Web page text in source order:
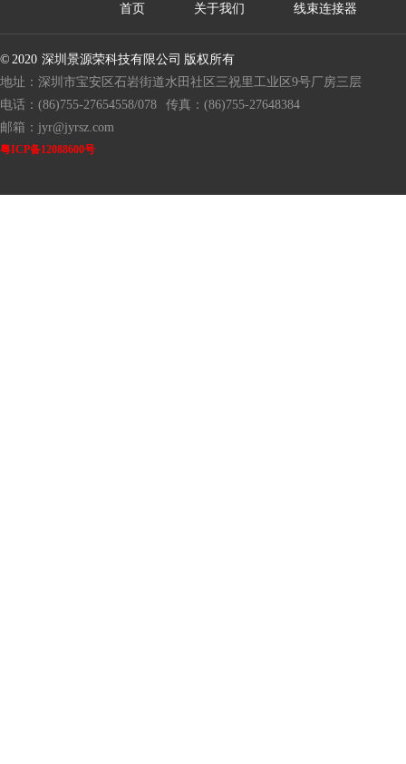
首页 关于我们 线束连接器
© 2020 深圳景源荣科技有限公司 版权所有
地址：深圳市宝安区石岩街道水田社区三祝里工业区9号厂房三层
电话：(86)755-27654558/078
传真：(86)755-27648384
邮箱：jyr@jyrsz.com
粤ICP备12088600号